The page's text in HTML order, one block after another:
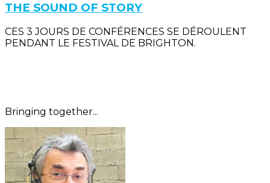
THE SOUND OF STORY
CES 3 JOURS DE CONFÉRENCES SE DÉROULENT
PENDANT LE FESTIVAL DE BRIGHTON.
Bringing together...